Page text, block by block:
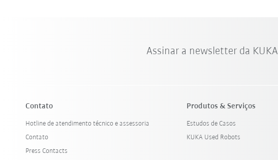
Assinar a newsletter da KUKA
Contato
Hotline de atendimento técnico e assessoria
Contato
Press Contacts
Produtos & Serviços
Estudos de Casos
KUKA Used Robots